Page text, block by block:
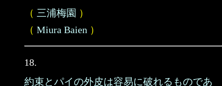
（ 三浦梅園 ）
（ Miura Baien ）
18.
約束とパイの外皮は容易に破れるものであ